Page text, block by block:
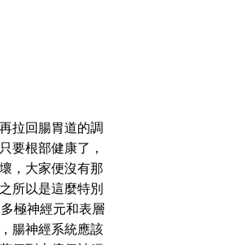
拉回腸胃道的調
要根部健康了，
，大家便沒有那
所以是這麼特別
極神經元和表層
腸神經系統應該